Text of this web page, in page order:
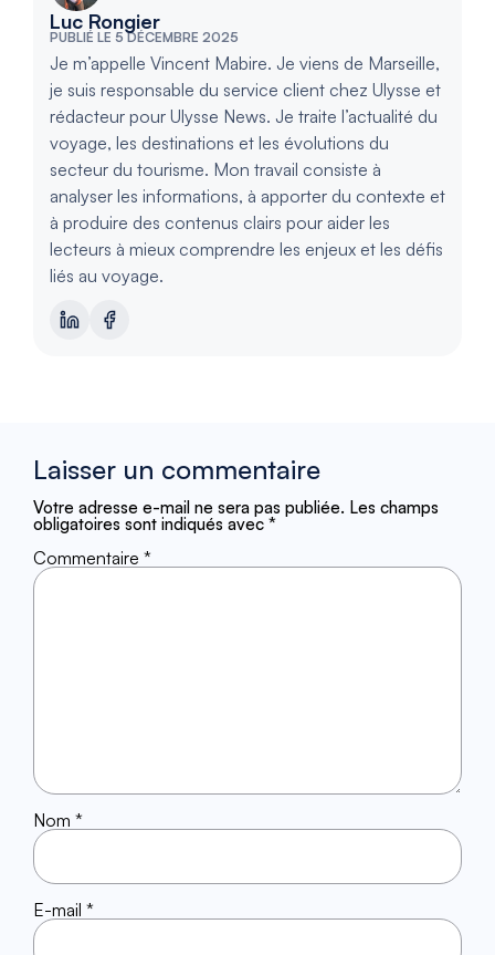
Luc Rongier
PUBLIÉ LE 5 DÉCEMBRE 2025
Je m’appelle Vincent Mabire. Je viens de Marseille,
je suis responsable du service client chez Ulysse et
rédacteur pour Ulysse News. Je traite l’actualité du
voyage, les destinations et les évolutions du
secteur du tourisme. Mon travail consiste à
analyser les informations, à apporter du contexte et
à produire des contenus clairs pour aider les
lecteurs à mieux comprendre les enjeux et les défis
liés au voyage.
Laisser un commentaire
Votre adresse e-mail ne sera pas publiée. Les champs
obligatoires sont indiqués avec *
Commentaire *
Nom *
E-mail *